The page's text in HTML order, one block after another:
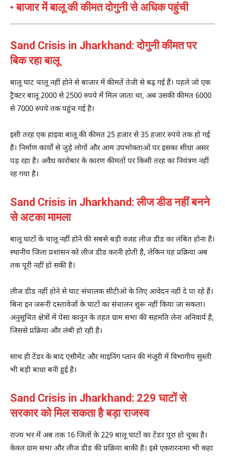
• बाजार में बालू की कीमत दोगुनी से अधिक पहुंची
Sand Crisis in Jharkhand: दोगुनी कीमत पर
बिक रहा बालू
बालू घाट चालू नहीं होने से बाजार में कीमतें तेजी से बढ़ गई हैं। पहले जो एक
ट्रैक्टर बालू 2000 से 2500 रुपये में मिल जाता था, अब उसकी कीमत 6000
से 7000 रुपये तक पहुंच गई है।
इसी तरह एक हाइवा बालू की कीमत 25 हजार से 35 हजार रुपये तक हो गई
है। निर्माण कार्यों से जुड़े लोगों और आम उपभोक्ताओं पर इसका सीधा असर
पड़ रहा है। अवैध कारोबार के कारण कीमतों पर किसी तरह का नियंत्रण नहीं
रह गया है।
Sand Crisis in Jharkhand: लीज डीड नहीं बनने
से अटका मामला
बालू घाटों के चालू नहीं होने की सबसे बड़ी वजह लीज डीड का लंबित होना है।
स्थानीय जिला प्रशासन को लीज डीड करनी होती है, लेकिन यह प्रक्रिया अब
तक पूरी नहीं हो सकी है।
लीज डीड नहीं होने से घाट संचालक सीटीओ के लिए आवेदन नहीं दे पा रहे हैं।
बिना इन जरूरी दस्तावेजों के घाटों का संचालन शुरू नहीं किया जा सकता।
अनुसूचित क्षेत्रों में पेसा कानून के तहत ग्राम सभा की सहमति लेना अनिवार्य है,
जिससे प्रक्रिया और लंबी हो रही है।
साथ ही टेंडर के बाद एसीमेंट और माइनिंग प्लान की मंजूरी में विभागीय सुस्ती
भी बड़ी बाधा बनी हुई है।
Sand Crisis in Jharkhand: 229 घाटों से
सरकार को मिल सकता है बड़ा राजस्व
राज्य भर में अब तक 16 जिलों के 229 बालू घाटों का टेंडर पूरा हो चुका है।
केवल ग्राम सभा और लीज डीड की प्रक्रिया बाकी है। इसे एकरारनामा भी कहा